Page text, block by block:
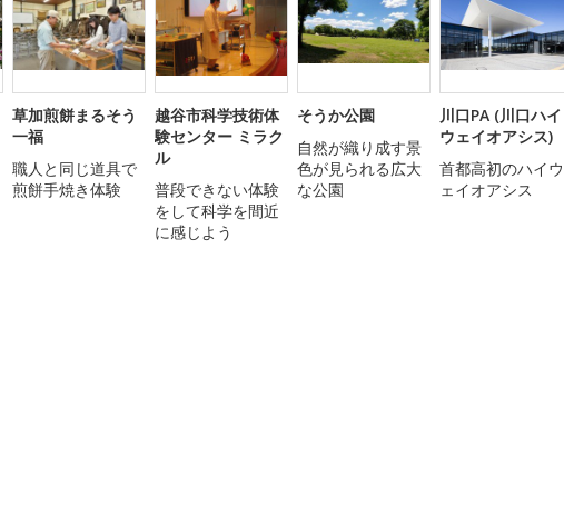
草加煎餅まるそう
一福
職人と同じ道具で
煎餅手焼き体験
越谷市科学技術体
験センター ミラク
ル
普段できない体験
をして科学を間近
に感じよう
そうか公園
自然が織り成す景
色が見られる広大
な公園
川口PA (川口ハイ
ウェイオアシス)
首都高初のハイウ
ェイオアシス